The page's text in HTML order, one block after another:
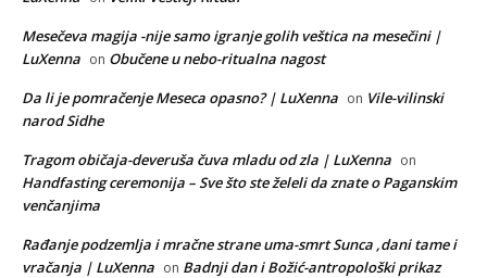
Mesečeva magija -nije samo igranje golih veštica na mesečini |
LuXenna on Obučene u nebo-ritualna nagost
Da li je pomračenje Meseca opasno? | LuXenna on Vile-vilinski
narod Sidhe
Tragom običaja-deveruša čuva mladu od zla | LuXenna on
Handfasting ceremonija – Sve što ste želeli da znate o Paganskim
venčanjima
Rađanje podzemlja i mračne strane uma-smrt Sunca ,dani tame i
vračanja | LuXenna on Badnji dan i Božić-antropološki prikaz